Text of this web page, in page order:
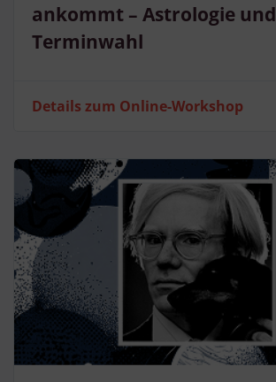
ankommt – Astrologie und
Terminwahl
Details zum Online-Workshop